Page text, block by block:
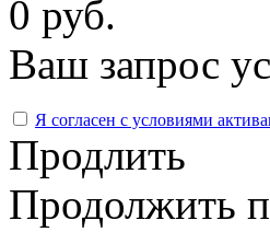
0 руб.
Ваш запрос
Я согласен с условиями
Продлить
Продолжить